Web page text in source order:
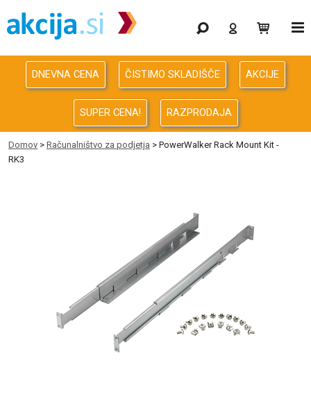
Gaming
Odprodaja
Računalništvo
Računalništvo za podjetja
Avdio Video Foto
DNEVNA CENA ČISTIMO SKLADIŠČE AKCIJE
SUPER CENA! RAZPRODAJA
Domov > Računalništvo za podjetja > PowerWalker Rack Mount Kit -
RK3